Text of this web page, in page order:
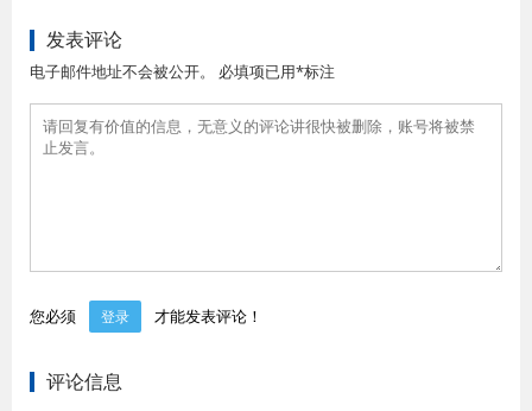
发表评论
电子邮件地址不会被公开。 必填项已用*标注
您必须 登录 才能发表评论！
评论信息